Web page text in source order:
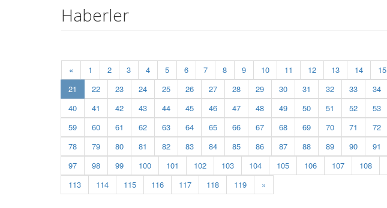
Haberler
« 1 2 3 4 5 6 7 8 9 10 11 12 13 14 15
21 (current)
22 23 24 25 26 27 28 29 30 31 32 33 34
40
41 42 43 44 45 46 47 48 49 50 51 52 53
59
60 61 62 63 64 65 66 67 68 69 70 71 72
78
79 80 81 82 83 84 85 86 87 88 89 90 91
97
98 99 100 101 102 103 104 105 106 107 108
113
114 115 116 117 118 119 »